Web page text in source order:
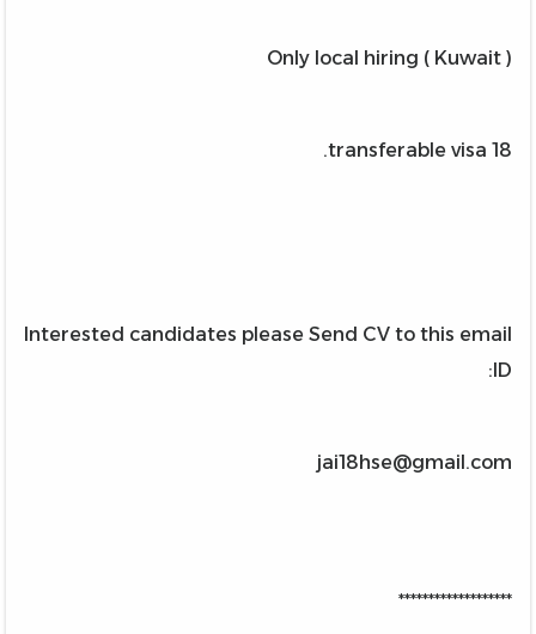
Only local hiring ( Kuwait )
18 transferable visa.
Interested candidates please Send CV to this email
ID:
jai18hse@gmail.com
*******************